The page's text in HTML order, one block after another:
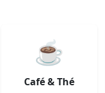
☕
Café & Thé